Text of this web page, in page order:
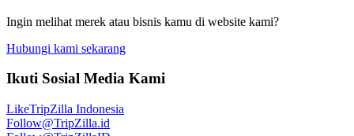
Ingin melihat merek atau bisnis kamu di website kami?
Hubungi kami sekarang
Ikuti Sosial Media Kami
LikeTripZilla Indonesia
Follow@TripZilla.id